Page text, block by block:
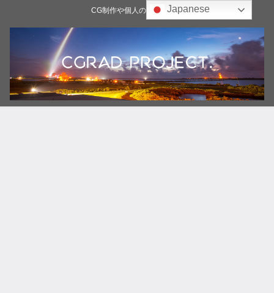
CG制作や個人の雑記ブログJapanese